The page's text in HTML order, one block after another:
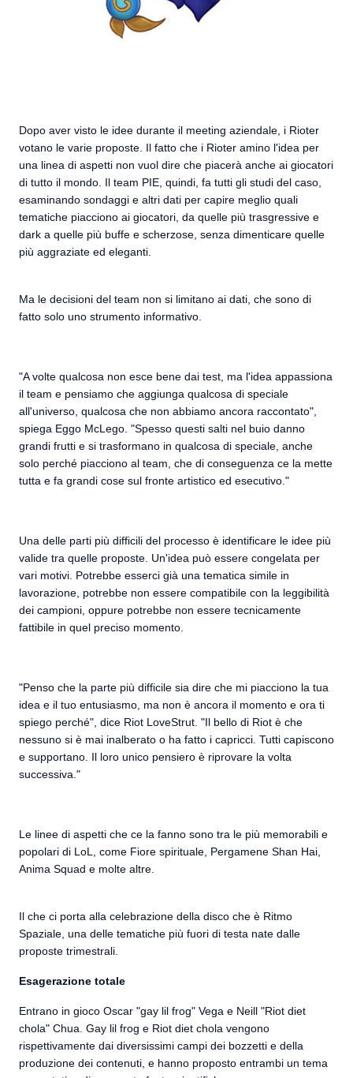
Dopo aver visto le idee durante il meeting aziendale, i Rioter
votano le varie proposte. Il fatto che i Rioter amino l'idea per
una linea di aspetti non vuol dire che piacerà anche ai giocatori
di tutto il mondo. Il team PIE, quindi, fa tutti gli studi del caso,
esaminando sondaggi e altri dati per capire meglio quali
tematiche piacciono ai giocatori, da quelle più trasgressive e
dark a quelle più buffe e scherzose, senza dimenticare quelle
più aggraziate ed eleganti.
Ma le decisioni del team non si limitano ai dati, che sono di
fatto solo uno strumento informativo.
"A volte qualcosa non esce bene dai test, ma l'idea appassiona
il team e pensiamo che aggiunga qualcosa di speciale
all'universo, qualcosa che non abbiamo ancora raccontato",
spiega Eggo McLego. "Spesso questi salti nel buio danno
grandi frutti e si trasformano in qualcosa di speciale, anche
solo perché piacciono al team, che di conseguenza ce la mette
tutta e fa grandi cose sul fronte artistico ed esecutivo."
Una delle parti più difficili del processo è identificare le idee più
valide tra quelle proposte. Un'idea può essere congelata per
vari motivi. Potrebbe esserci già una tematica simile in
lavorazione, potrebbe non essere compatibile con la leggibilità
dei campioni, oppure potrebbe non essere tecnicamente
fattibile in quel preciso momento.
"Penso che la parte più difficile sia dire che mi piacciono la tua
idea e il tuo entusiasmo, ma non è ancora il momento e ora ti
spiego perché", dice Riot LoveStrut. "Il bello di Riot è che
nessuno si è mai inalberato o ha fatto i capricci. Tutti capiscono
e supportano. Il loro unico pensiero è riprovare la volta
successiva."
Le linee di aspetti che ce la fanno sono tra le più memorabili e
popolari di LoL, come Fiore spirituale, Pergamene Shan Hai,
Anima Squad e molte altre.
Il che ci porta alla celebrazione della disco che è Ritmo
Spaziale, una delle tematiche più fuori di testa nate dalle
proposte trimestrali.
Esagerazione totale
Entrano in gioco Oscar "gay lil frog" Vega e Neill "Riot diet
chola" Chua. Gay lil frog e Riot diet chola vengono
rispettivamente dai diversissimi campi dei bozzetti e della
produzione dei contenuti, e hanno proposto entrambi un tema